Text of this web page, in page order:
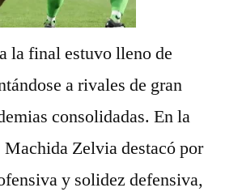
la final estuvo lleno de
a rivales de gran
consolidadas. En la
Machida Zelvia destacó por
y solidez defensiva,